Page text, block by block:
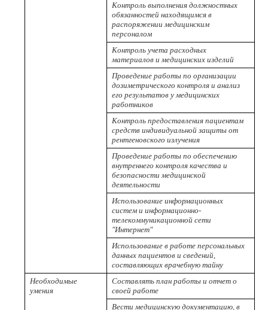
Контроль выполнения должностных
обязанностей находящимся в
распоряжении медицинским
персоналом
Контроль учета расходных
материалов и медицинских изделий
Проведение работы по организации
дозиметрического контроля и анализ
его результатов у медицинских
работников
Контроль предоставления пациентам
средств индивидуальной защиты от
рентгеновского излучения
Проведение работы по обеспечению
внутреннего контроля качества и
безопасности медицинской
деятельности
Использование информационных
систем и информационно-
телекоммуникационной сети
"Интернет"
Использование в работе персональных
данных пациентов и сведений,
составляющих врачебную тайну
Необходимые
умения
Составлять план работы и отчет о
своей работе
Вести медицинскую документацию, в